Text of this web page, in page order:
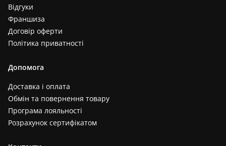
Відгуки
Франшиза
Договір оферти
Політика приватності
Допомога
Доставка і оплата
Обмін та повернення товару
Програма лояльності
Розрахунок сертифікатом